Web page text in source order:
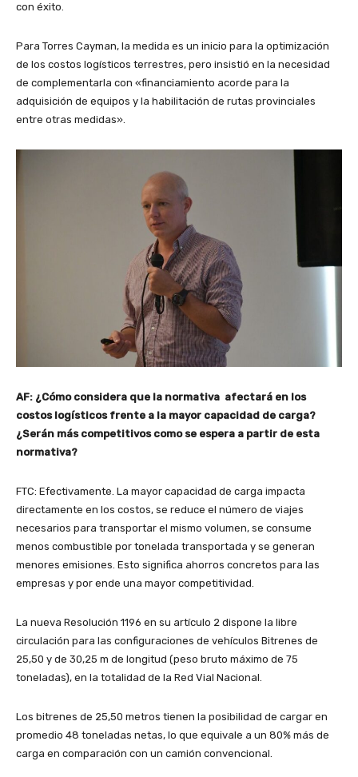
con éxito.
Para Torres Cayman, la medida es un inicio para la optimización
de los costos logísticos terrestres, pero insistió en la necesidad
de complementarla con «financiamiento acorde para la
adquisición de equipos y la habilitación de rutas provinciales
entre otras medidas».
AF: ¿Cómo considera que la normativa afectará en los
costos logísticos frente a la mayor capacidad de carga?
¿Serán más competitivos como se espera a partir de esta
normativa?
FTC: Efectivamente. La mayor capacidad de carga impacta
directamente en los costos, se reduce el número de viajes
necesarios para transportar el mismo volumen, se consume
menos combustible por tonelada transportada y se generan
menores emisiones. Esto significa ahorros concretos para las
empresas y por ende una mayor competitividad.
La nueva Resolución 1196 en su artículo 2 dispone la libre
circulación para las configuraciones de vehículos Bitrenes de
25,50 y de 30,25 m de longitud (peso bruto máximo de 75
toneladas), en la totalidad de la Red Vial Nacional.
Los bitrenes de 25,50 metros tienen la posibilidad de cargar en
promedio 48 toneladas netas, lo que equivale a un 80% más de
carga en comparación con un camión convencional.